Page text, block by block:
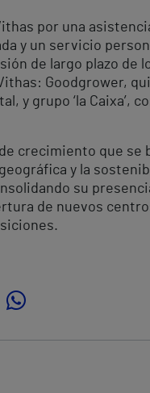
por una
y un servicio
de largo plazo de
Goodgrower,
y grupo ‘la Caixa’,
crecimiento que se
y la
su
de nuevos